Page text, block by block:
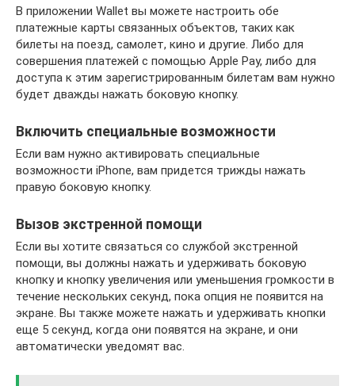
В приложении Wallet вы можете настроить обе
платежные карты связанных объектов, таких как
билеты на поезд, самолет, кино и другие. Либо для
совершения платежей с помощью Apple Pay, либо для
доступа к этим зарегистрированным билетам вам нужно
будет дважды нажать боковую кнопку.
Включить специальные возможности
Если вам нужно активировать специальные
возможности iPhone, вам придется трижды нажать
правую боковую кнопку.
Вызов экстренной помощи
Если вы хотите связаться со службой экстренной
помощи, вы должны нажать и удерживать боковую
кнопку и кнопку увеличения или уменьшения громкости в
течение нескольких секунд, пока опция не появится на
экране. Вы также можете нажать и удерживать кнопки
еще 5 секунд, когда они появятся на экране, и они
автоматически уведомят вас.